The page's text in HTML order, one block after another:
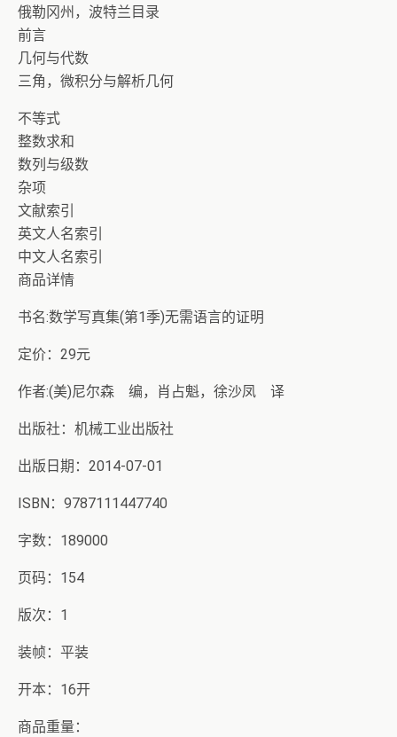
俄勒冈州，波特兰目录
前言
几何与代数
三角，微积分与解析几何
不等式
整数求和
数列与级数
杂项
文献索引
英文人名索引
中文人名索引
商品详情
书名:数学写真集(第1季)无需语言的证明
定价：29元
作者:(美)尼尔森 编，肖占魁，徐沙凤 译
出版社：机械工业出版社
出版日期：2014-07-01
ISBN：9787111447740
字数：189000
页码：154
版次：1
装帧：平装
开本：16开
商品重量：